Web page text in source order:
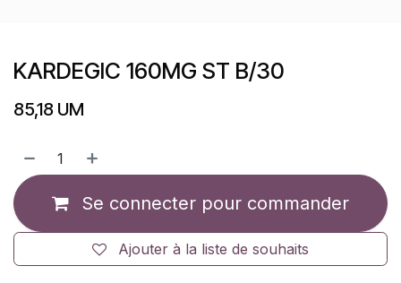
KARDEGIC 160MG ST B/30
85,18 UM
Se connecter pour commander
Ajouter à la liste de souhaits